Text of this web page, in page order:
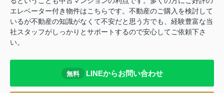
エレベーター付き物件はこちらです。不動産のご購入を検討して
いるが不動産の知識がなくて不安だと思う方でも、経験豊富な当
社スタッフがしっかりとサポートするので安心してご依頼下さ
い。
無料 LINEからお問い合わせ